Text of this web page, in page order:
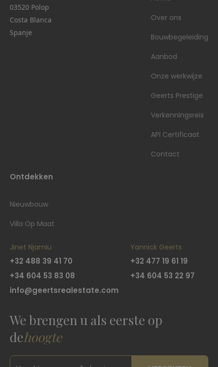
03520 Polop
Costa Blanca
Spanje
Over ons
Bouwbegeleiding
Aanbod
Onze werkwijze
Geerts Prestige
Verkenningsreis
API Certificaat
Contact
Ontdekken
Nieuwbouw
Villa Op Maat
Jinet Njamiu
+32 488 39 41 70
+34 604 53 83 08
info@geertsrealestate.com
Yannick Geerts
+32 477 19 61 19
+34 604 53 22 97
We brengen u als eerste op
dehoogte